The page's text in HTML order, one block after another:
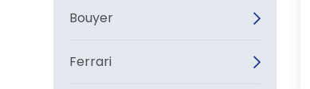
Bouyer
Ferrari